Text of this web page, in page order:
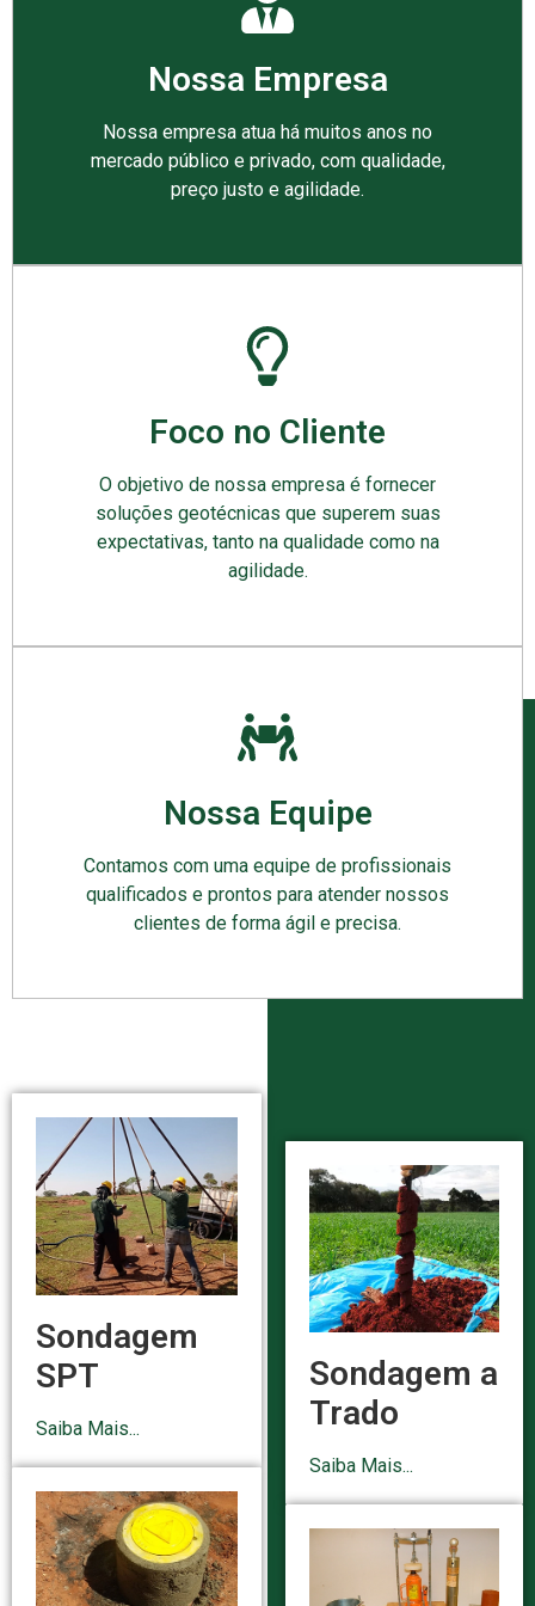
Nossa Empresa
Nossa empresa atua há muitos anos no
mercado público e privado, com qualidade,
preço justo e agilidade.
Foco no Cliente
O objetivo de nossa empresa é fornecer
soluções geotécnicas que superem suas
expectativas, tanto na qualidade como na
agilidade.
Nossa Equipe
Contamos com uma equipe de profissionais
qualificados e prontos para atender nossos
clientes de forma ágil e precisa.
Sondagem
SPT
Saiba Mais...
Sondagem a
Trado
Saiba Mais...